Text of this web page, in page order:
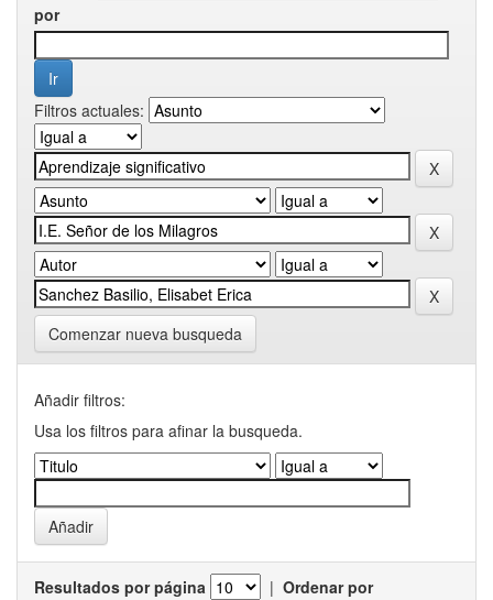
por
Filtros actuales:
Comenzar nueva busqueda
Añadir filtros:
Usa los filtros para afinar la busqueda.
Resultados por página | Ordenar por